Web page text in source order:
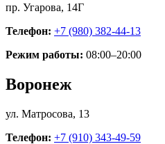
пр. Угарова, 14Г
Телефон: +7 (980) 382-44-13
Режим работы: 08:00–20:00
Воронеж
ул. Матросова, 13
Телефон: +7 (910) 343-49-59